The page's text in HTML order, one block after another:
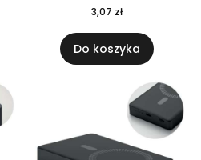
3,07 zł
Do koszyka